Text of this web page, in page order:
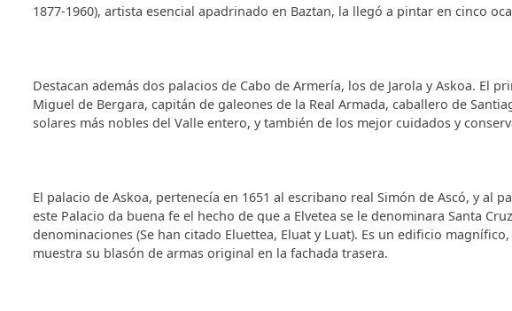
1877-1960), artista esencial apadrinado en Baztan, la llegó a pintar en cinco
Destacan además dos palacios de Cabo de Armería, los de Jarola y Askoa. El
Miguel de Bergara, capitán de galeones de la Real Armada, caballero de
solares más nobles del Valle entero, y también de los mejor cuidados y
El palacio de Askoa, pertenecía en 1651 al escribano real Simón de Ascó, y al
este Palacio da buena fe el hecho de que a Elvetea se le denominara Santa
denominaciones (Se han citado Eluettea, Eluat y Luat). Es un edificio
muestra su blasón de armas original en la fachada trasera.